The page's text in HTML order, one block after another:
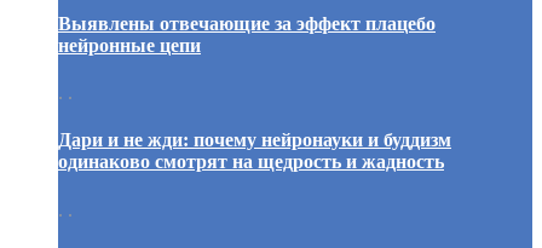
Выявлены отвечающие за эффект плацебо
нейронные цепи
. .
Дари и не жди: почему нейронауки и буддизм
одинаково смотрят на щедрость и жадность
. .